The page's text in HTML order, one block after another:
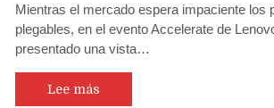
estrena
la
Mientras el mercado espera impaciente los
plegables, en el evento Accelerate de
presentado una vista…
Lee más